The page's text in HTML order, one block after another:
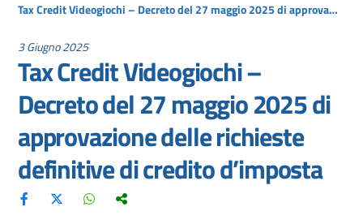
Tax Credit Videogiochi – Decreto del 27 maggio 2025 di approvazione delle richieste definitive di credito d’imposta
3 Giugno 2025
Tax Credit Videogiochi –
Decreto del 27 maggio 2025 di
approvazione delle richieste
definitive di credito d’imposta